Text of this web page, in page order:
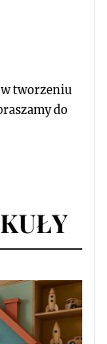
w tworzeniu
do